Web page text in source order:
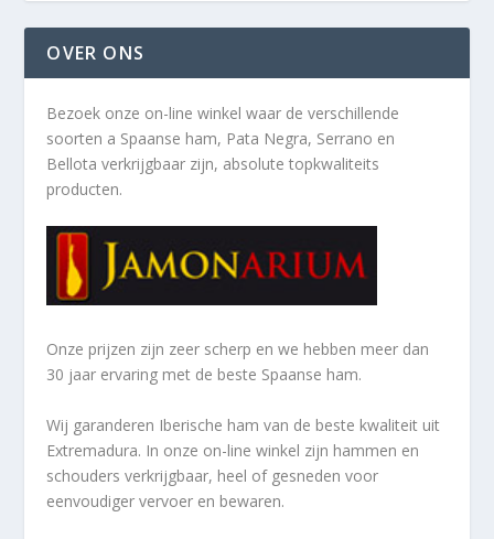
OVER ONS
Bezoek onze on-line winkel waar de verschillende
soorten a Spaanse ham, Pata Negra, Serrano en
Bellota verkrijgbaar zijn, absolute topkwaliteits
producten.
Onze prijzen zijn zeer scherp en we hebben meer dan
30 jaar ervaring met de beste Spaanse ham.
Wij garanderen Iberische ham van de beste kwaliteit uit
Extremadura. In onze on-line winkel zijn hammen en
schouders verkrijgbaar, heel of gesneden voor
eenvoudiger vervoer en bewaren.